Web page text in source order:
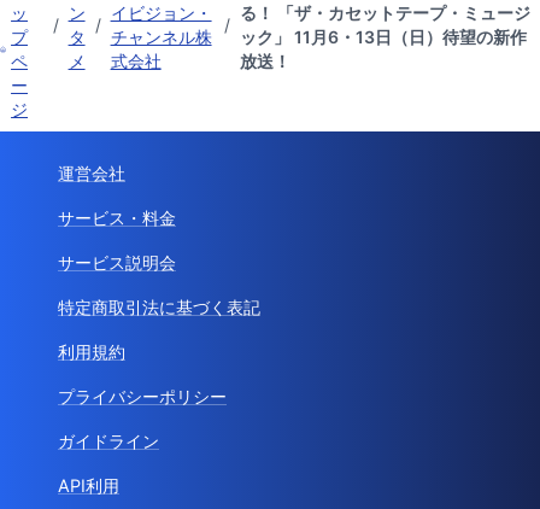
ッ
プ
ペ
ー
ジ
/
ン
タ
メ
/
イビジョン・
チャンネル株
式会社
/
る！ 「ザ・カセットテープ・ミュージ
ック」 11月6・13日（日）待望の新作
放送！
運営会社
サービス・料金
サービス説明会
特定商取引法に基づく表記
利用規約
プライバシーポリシー
ガイドライン
API利用